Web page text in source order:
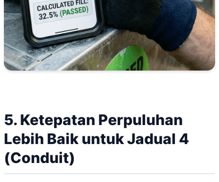
5. Ketepatan Perpuluhan
Lebih Baik untuk Jadual 4
(Conduit)